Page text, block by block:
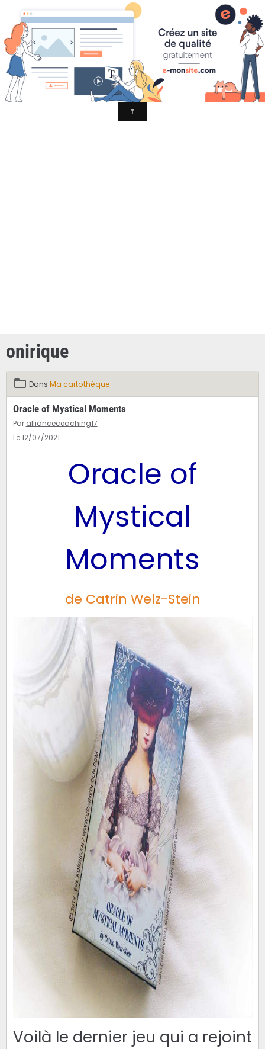
La clef des mots
onirique
Dans Ma cartothèque
Oracle of Mystical Moments
Par alliancecoaching17
Le 12/07/2021
Oracle of
Mystical
Moments
de Catrin Welz-Stein
Voilà le dernier jeu qui a rejoint